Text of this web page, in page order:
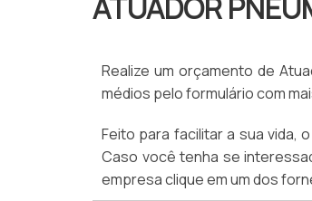
ATUADOR
Realize um orçamento de
médios pelo formulário com
Feito para facilitar a sua vida,
Caso você tenha se
empresa clique em um dos